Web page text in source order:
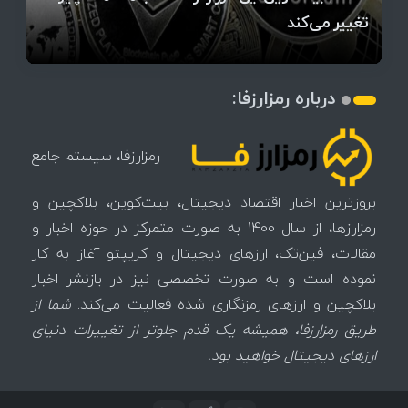
تهدید بیت‌کوین مشخص شد
اتفاق تاریخی در بازار رمزارزها / بیت‌کوین سبز شد
تغییر می‌کند
کدامند؟
اتفاق مهم در بازار رمزارزها / بیت‌کوین وارد فاز تازه شد
میز / ۶۲۲ بیت‌کوین کجا رفت؟
دلار بیت‌کوین
آیا بیت‌کوین دوباره به کانال ۴۴ هزار دلار برمی‌گردد؟
درباره رمزارزفا:
رمزارزفا، سیستم جامع
بروزترین اخبار اقتصاد دیجیتال، بیت‌کوین، بلاکچین و
رمزارزها، از سال 1400 به صورت متمرکز در حوزه اخبار و
مقالات، فین‌تک، ارزهای‌ دیجیتال و کریپتو آغاز به کار
نموده است و به صورت تخصصی نیز در بازنشر اخبار
بلاکچین و ارزهای رمزنگاری شده فعالیت می‌کند.شما از
طریق رمزارزفا، همیشه یک قدم جلوتر از تغییرات دنیای
ارزهای دیجیتال خواهید بود.